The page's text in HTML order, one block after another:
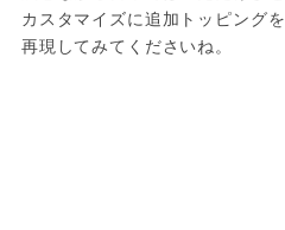
カスタマイズに追加トッピング
再現してみてくださいね。